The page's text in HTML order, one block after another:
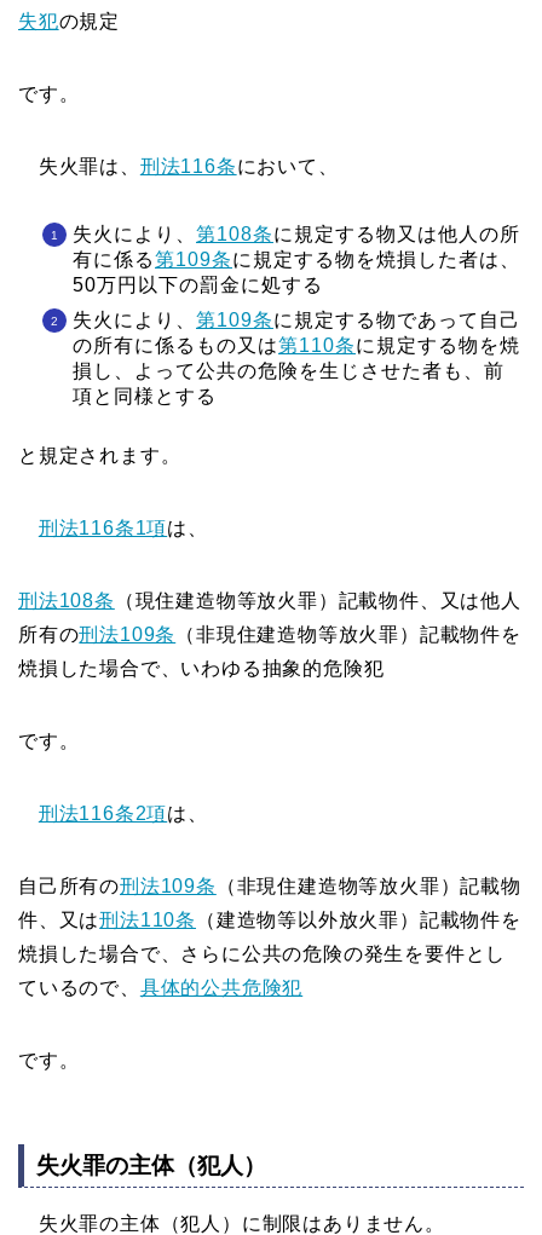
失犯の規定
です。
失火罪は、 刑法116条において、
失火により、 第108条に規定する物又は他人の所
有に係る第109条に規定する物を焼損した者は、
50万円以下の罰金に処する
失火により、 第109条に規定する物であって自己
の所有に係るもの又は第110条に規定する物を焼
損し、よって公共の危険を生じさせた者も、前
項と同様とする
と規定されます。
刑法116条1項は、
刑法108条
（現住建造物等放火罪）記載物件、又は他人
所有の刑法109条
（非現住建造物等放火罪）記載物件を
焼損した場合で、いわゆる抽象的危険犯
です。
刑法116条2項は、
自己所有の刑法109条
（非現住建造物等放火罪）記載物
件、又は刑法110条
（建造物等以外放火罪）記載物件を
焼損した場合で、さらに公共の危険の発生を要件とし
ているので、 具体的公共危険犯
です。
失火罪の主体（犯人）
失火罪の主体（犯人）に制限はありません。